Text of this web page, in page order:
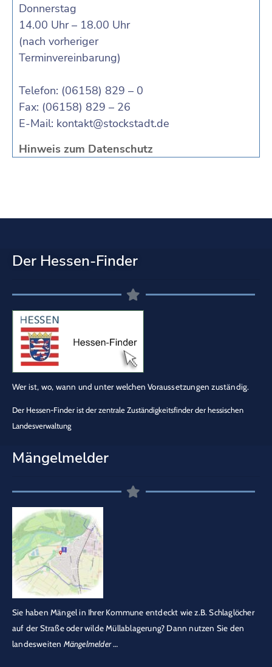
Donnerstag
14.00 Uhr – 18.00 Uhr
(nach vorheriger
Terminvereinbarung)
Telefon: (06158) 829 – 0
Fax: (06158) 829 – 26
E-Mail: kontakt@stockstadt.de
Hinweis zum Datenschutz
Der Hessen-Finder
Wer ist, wo, wann und unter welchen Voraussetzungen zuständig.
Der Hessen-Finder ist der zentrale Zuständigkeitsfinder der hessischen
Landesverwaltung
Mängelmelder
Sie haben Mängel in Ihrer Kommune entdeckt wie z.B. Schlaglöcher
auf der Straße oder wilde Müllablagerung? Dann nutzen Sie den
landesweiten Mängelmelder…